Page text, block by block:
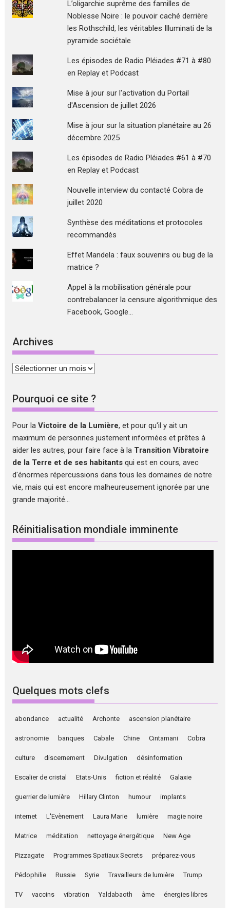
L’oligarchie suprême des familles de
Noblesse Noire : le pouvoir caché derrière
les Rothschild, les véritables Illuminati de la
pyramide sociétale
Les épisodes de Radio Pléiades #71 à #80
en Replay et Podcast
Mise à jour sur l'activation du Portail
d'Ascension de juillet 2026
Mise à jour sur la situation planétaire au 26
décembre 2025
Les épisodes de Radio Pléiades #61 à #70
en Replay et Podcast
Nouvelle interview du contacté Cobra de
juillet 2020
Synthèse des méditations et protocoles
recommandés
Effet Mandela : faux souvenirs ou bug de la
matrice ?
Appel à la mobilisation générale pour
contrebalancer la censure algorithmique des
Facebook, Google...
Archives
Archives
Pourquoi ce site ?
Pour laVictoire de la Lumière, et pour qu'il y ait un
maximum de personnes justement informées et prêtes à
aider les autres, pour faire face à la Transition Vibratoire
de la Terre et de ses habitants qui est en cours, avec
d'énormes répercussions dans tous les domaines de notre
vie, mais qui est encore malheureusement ignorée par une
grande majorité...
Réinitialisation mondiale imminente
Quelques mots clefs
abondance actualité Archonte ascension planétaire
astronomie banques Cabale Chine Cintamani Cobra
culture discernement Divulgation désinformation
Escalier de cristal Etats-Unis fiction et réalité Galaxie
guerrier de lumière Hillary Clinton humour implants
internet L'Evènement Laura Marie lumière magie noire
Matrice méditation nettoyage énergétique New Age
Pizzagate Programmes Spatiaux Secrets préparez-vous
Pédophilie Russie Syrie Travailleurs de lumière Trump
TV vaccins vibration Yaldabaoth âme énergies libres